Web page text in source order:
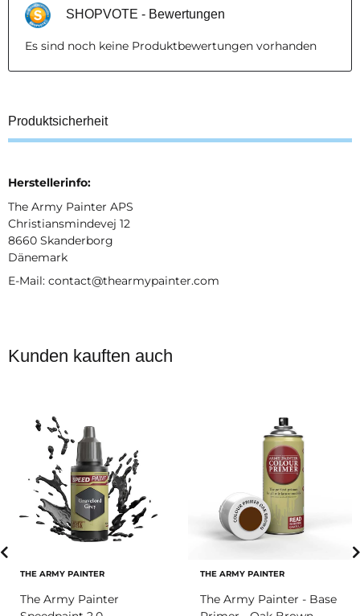
SHOPVOTE - Bewertungen
Es sind noch keine Produktbewertungen vorhanden
Produktsicherheit
Herstellerinfo:
The Army Painter APS
Christiansmindevej 12
8660 Skanderborg
Dänemark
E-Mail: contact@thearmypainter.com
Kunden kauften auch
THE ARMY PAINTER
The Army Painter
THE ARMY PAINTER
The Army Painter - Base